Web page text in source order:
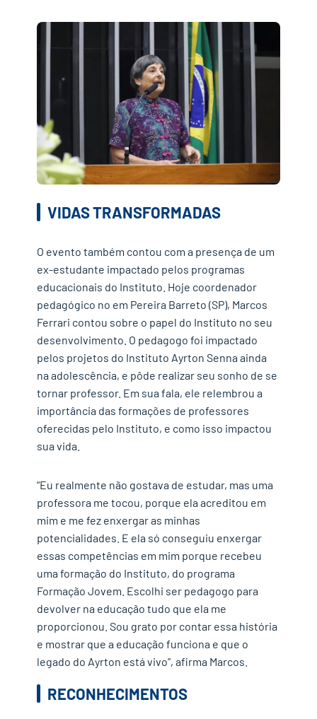
VIDAS TRANSFORMADAS
O evento também contou com a presença de um
ex-estudante impactado pelos programas
educacionais do Instituto. Hoje coordenador
pedagógico no em Pereira Barreto (SP), Marcos
Ferrari contou sobre o papel do Instituto no seu
desenvolvimento. O pedagogo foi impactado
pelos projetos do Instituto Ayrton Senna ainda
na adolescência, e pôde realizar seu sonho de se
tornar professor. Em sua fala, ele relembrou a
importância das formações de professores
oferecidas pelo Instituto, e como isso impactou
sua vida.
“Eu realmente não gostava de estudar, mas uma
professora me tocou, porque ela acreditou em
mim e me fez enxergar as minhas
potencialidades. E ela só conseguiu enxergar
essas competências em mim porque recebeu
uma formação do Instituto, do programa
Formação Jovem. Escolhi ser pedagogo para
devolver na educação tudo que ela me
proporcionou. Sou grato por contar essa história
e mostrar que a educação funciona e que o
legado do Ayrton está vivo”, afirma Marcos.
RECONHECIMENTOS